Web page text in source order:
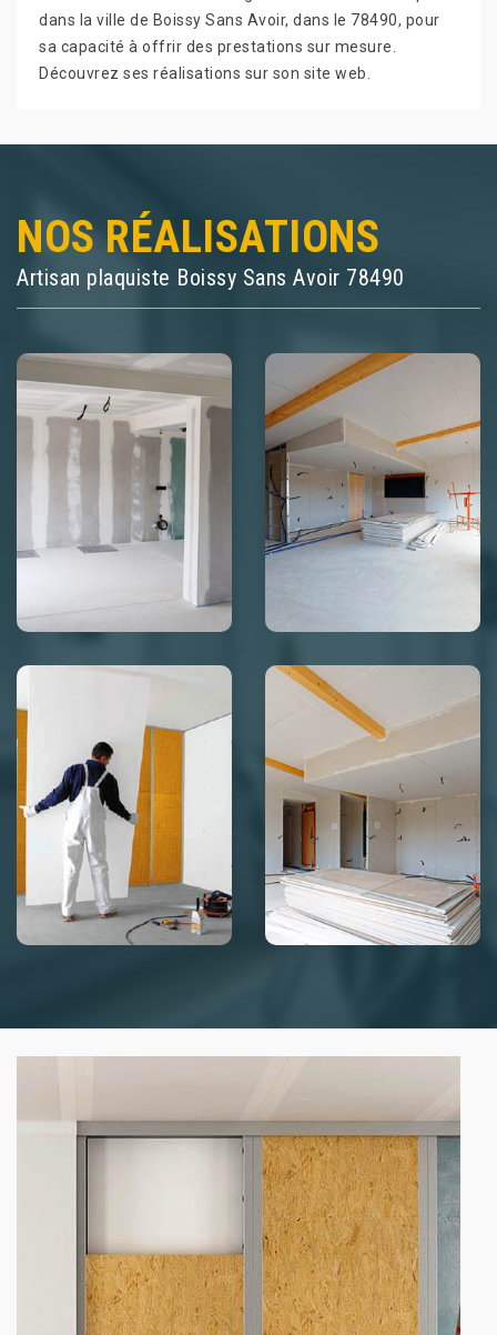
dans la ville de Boissy Sans Avoir, dans le 78490, pour
sa capacité à offrir des prestations sur mesure.
Découvrez ses réalisations sur son site web.
NOS RÉALISATIONS
Artisan plaquiste Boissy Sans Avoir 78490